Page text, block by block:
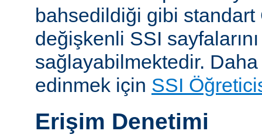
bahsedildiği gibi standart
değişkenli SSI
sağlayabilmektedir. Daha
edinmek için SSI
Erişim Denetimi